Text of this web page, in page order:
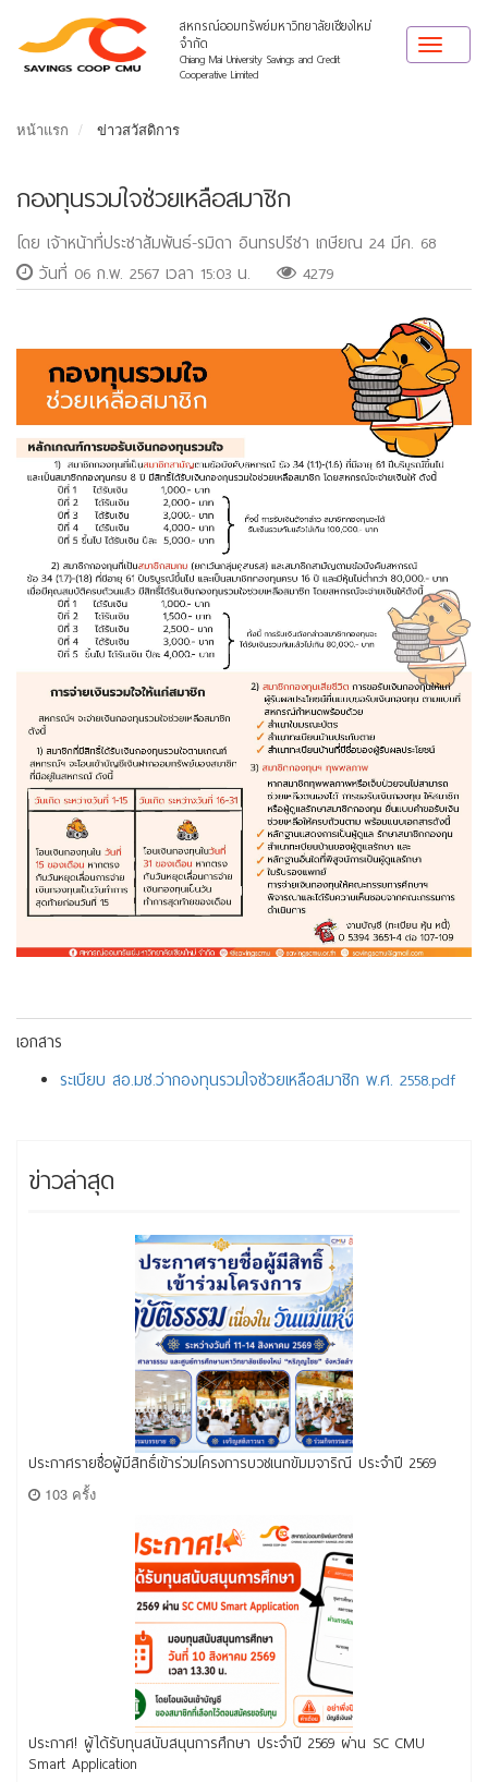
สหกรณ์ออมทรัพย์มหาวิทยาลัยเชียงใหม่
จำกัด
Chiang Mai University Savings and Credit
Cooperative Limited
Toggle
หน้าแรก ข่าวสวัสดิการ
กองทุนรวมใจช่วยเหลือสมาชิก
โดย เจ้าหน้าที่ประชาสัมพันธ์-รมิดา อินทรปรีชา เกษียณ 24 มีค. 68
วันที่ 06 ก.พ. 2567 เวลา 15:03 น.
4279
เอกสาร
ระเบียบ สอ.มช.ว่ากองทุนรวมใจช่วยเหลือสมาชิก พ.ศ. 2558.pdf
ข่าวล่าสุด
ประกาศรายชื่อผู้มีสิทธิ์เข้าร่วมโครงการบวชเนกขัมมจาริณี ประจำปี 2569
103 ครั้ง
ประกาศ! ผู้ได้รับทุนสนับสนุนการศึกษา ประจำปี 2569 ผ่าน SC CMU
Smart Application